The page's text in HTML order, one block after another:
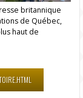
britannique
de Québec,
haut de